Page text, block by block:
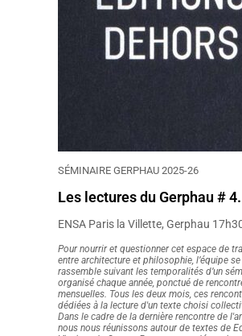
SÉMINAIRE GERPHAU 2025-26
Les lectures du Gerphau # 4.
ENSA Paris la Villette, Gerphau
Pour nourrir et questionner cet espace de
entre architecture et philosophie, l’équipe se
rassemble suivant les temporalités d’un
organisé chaque année, ponctué de
mensuelles. Tous les deux mois, ces
dédiées à la lecture d'un texte choisi
Dans le cadre de la dernière rencontre de
nous nous réunissons autour de textes de